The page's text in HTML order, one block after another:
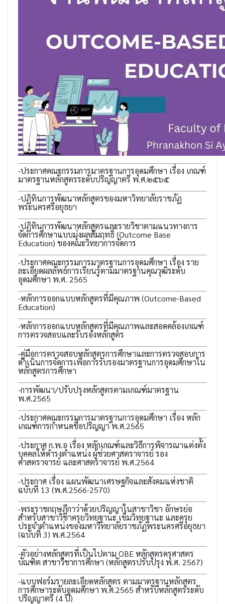
-ประกาศคณะกรรมการมาตรฐานการอุดมศึกษา เรื่อง เกณฑ์
มาตรฐานหลักสูตรระดับปริญญาตรี พ.ศ.๒๕๖๕
-ปฏิทินการพัฒนาหลักสูตรของมหาวิทยาลัยราชภัฏ
พระนครศรีอยุธยา
-ปฏิทินการพัฒนาหลักสูตรและรายวิชาตามแนวทางการ
จัดการศึกษาแบบมุ่งผลสัมฤทธิ์ (Outcome Base
Education) ของคณะวิทยาการจัดการ
-ประกาศคณะกรรมการมาตรฐานการอุดมศึกษา เรื่อง ราย
ละเอียดผลลัพธ์การเรียนรู้ตามมาตรฐานคุณวุฒิระดับ
อุดมศึกษา พ.ศ. 2565
-หลักการออกแบบหลักสูตรที่มีคุณภาพ (Outcome-Based
Education)
-หลักการออกแบบหลักสูตรที่มีคุณภาพและสอดคล้องเกณฑ์
การตรวจสอบและรับรองหลักสูตร
-คู่มือการตรวจสอบหลักสูตรการศึกษาและการตรวจสอบการ
ดำเนินการจัดการเพื่อการรับรองมาตรฐานการอุดมศึกษาใน
หลักสูตรการศึกษา
-การพัฒนา/ปรับปรุงหลักสูตรตามเกณฑ์มาตรฐาน
พ.ศ.2565
-ประกาศคณะกรรมการมาตรฐานการอุดมศึกษา เรื่อง หลัก
เกณฑ์การกำหนดชื่อปริญญา พ.ศ.2565
-ประกาศ ก.พ.อ เรื่อง หลักเกณฑ์และวิธีการพิจารณาแต่งตั้ง
บุคคลให้ดำรงตำแหน่ง ผู้ช่วยศาสตราจารย์ รอง
ศาสตราจารย์ และศาสตราจารย์ พ.ศ.2564
-ประกาศ เรื่อง แผนพัฒนาเศรษฐกิจและสังคมแห่งชาติ
ฉบับที่ 13 (พ.ศ.2566-2570)
-พระราชกฤษฎีกาว่าด้วยปริญญาในสาขาวิชา อักษรย่อ
สำหรับสาขาวิชาครุยวิทยฐานะ เข็มวิทยฐานะ และครุย
ประจำตำแหน่งของมหาวิทยาลัยราชภัฏพระนครศรีอยุธยา
(ฉบับที่ 3) พ.ศ.2564
-ตัวอย่างหลักสูตรที่เป็นไปตาม OBE หลักสูตรครุศาสตร
บัณฑิต สาขาวิชาการศึกษา (หลักสูตรปรับปรุง พ.ศ. 2567)
-แบบฟอร์มรายละเอียดหลักสูตร ตามมาตรฐานหลักสูตร
การศึกษาระดับอุดมศึกษา พ.ศ.2565 สำหรับหลักสูตรระดับ
ปริญญาตรี (4 ปี)